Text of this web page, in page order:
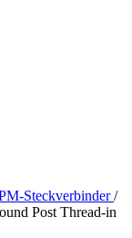
Steckverbinder/
Post Thread-in